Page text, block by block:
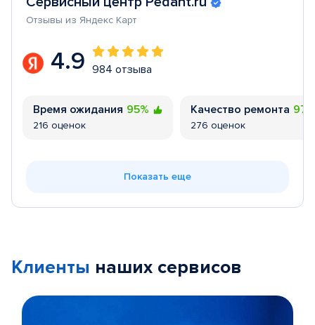
Отзывы из Яндекс Карт
4.9 984 отзыва
Время ожидания 95%
216 оценок
Качество ремонта
276 оценок
Показать еще
Клиенты наших сервисов